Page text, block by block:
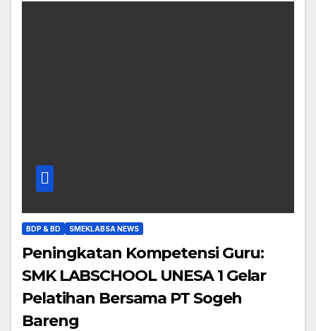
BDP & BD SMEKLABSA NEWS
Peningkatan Kompetensi Guru:
SMK LABSCHOOL UNESA 1 Gelar
Pelatihan Bersama PT Sogeh
Bareng